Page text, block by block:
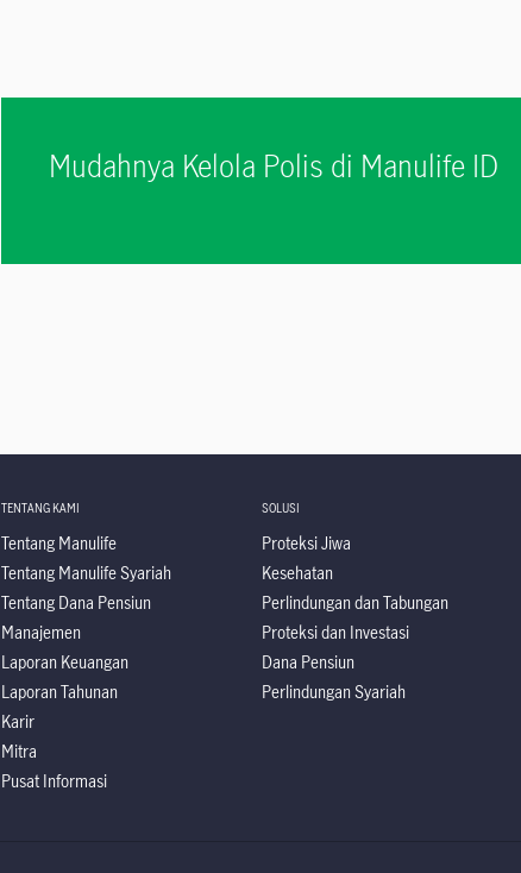
Mudahnya Kelola Polis di Manulife ID
TENTANG KAMI
Tentang Manulife
Tentang Manulife Syariah
Tentang Dana Pensiun
Manajemen
Laporan Keuangan
Laporan Tahunan
Karir
Mitra
Pusat Informasi
SOLUSI
Proteksi Jiwa
Kesehatan
Perlindungan dan Tabungan
Proteksi dan Investasi
Dana Pensiun
Perlindungan Syariah